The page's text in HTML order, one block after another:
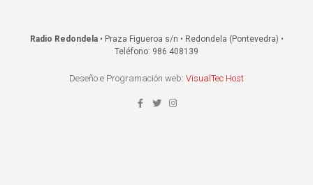
Radio Redondela• Praza Figueroa s/n • Redondela (Pontevedra) •
Teléfono: 986 408139
Deseño e Programación web: VisualTec Host